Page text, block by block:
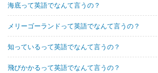
海底って英語でなんて言うの？
メリーゴーランドって英語でなんて言うの？
知っているって英語でなんて言うの？
飛びかかるって英語でなんて言うの？